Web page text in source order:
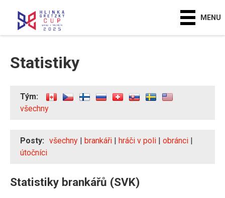
MENU
Statistiky
Tým:
všechny
Posty: všechny | brankáři | hráči v poli | obránci |
útočníci
Statistiky brankářů (SVK)